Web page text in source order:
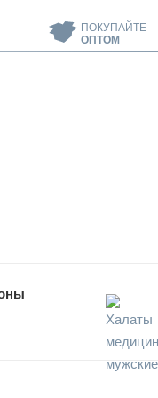
ПОКУПАЙТЕ
ОПТОМ